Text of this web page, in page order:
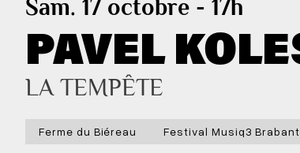
Sam. 17 octobre - 17h
PAVEL
LA TEMPÊTE
Ferme du Biéreau Festival Musiq3